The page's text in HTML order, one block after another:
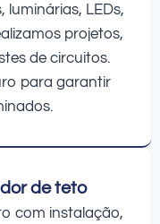
LEDs,
projetos,
de circuitos.
para garantir
de teto
com instalação,